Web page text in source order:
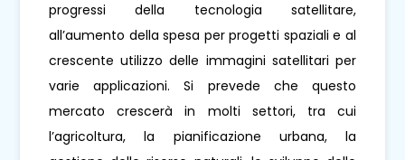
progressi della tecnologia satellitare,
all’aumento della spesa per progetti spaziali e al
crescente utilizzo delle immagini satellitari per
varie applicazioni. Si prevede che questo
mercato crescerà in molti settori, tra cui
l’agricoltura, la pianificazione urbana, la